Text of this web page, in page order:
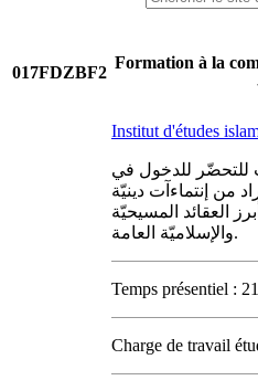
017FDZBF2
Formation à la
Institut d'études
للتحضّر للدخول في
من إنتماءآت دينيّة
العقائد المسيحيّة
والإسلاميّة العامة.
Temps présentiel :
Charge de travail